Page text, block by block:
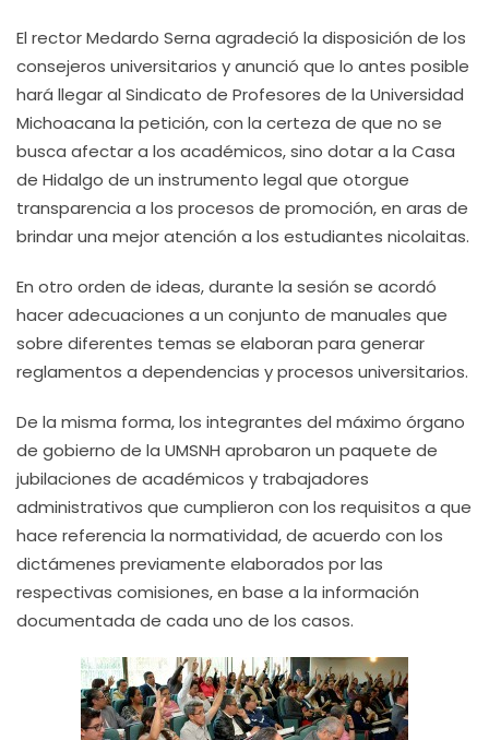
El rector Medardo Serna agradeció la disposición de los
consejeros universitarios y anunció que lo antes posible
hará llegar al Sindicato de Profesores de la Universidad
Michoacana la petición, con la certeza de que no se
busca afectar a los académicos, sino dotar a la Casa
de Hidalgo de un instrumento legal que otorgue
transparencia a los procesos de promoción, en aras de
brindar una mejor atención a los estudiantes nicolaitas.
En otro orden de ideas, durante la sesión se acordó
hacer adecuaciones a un conjunto de manuales que
sobre diferentes temas se elaboran para generar
reglamentos a dependencias y procesos universitarios.
De la misma forma, los integrantes del máximo órgano
de gobierno de la UMSNH aprobaron un paquete de
jubilaciones de académicos y trabajadores
administrativos que cumplieron con los requisitos a que
hace referencia la normatividad, de acuerdo con los
dictámenes previamente elaborados por las
respectivas comisiones, en base a la información
documentada de cada uno de los casos.